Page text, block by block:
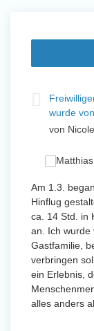
wurde
von
Am 1.3.
Hinflug
ca. 14 Std. in
an. Ich wurde
Gastfamilie,
verbringen
ein Erlebnis,
alles anders